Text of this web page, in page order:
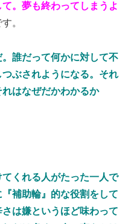
。夢も終わってしまうよ
。
。誰だって何かに対して不
ぶされようになる。それ
はなぜだかわかるか
てくれる人がたった一人で
補助輪』的な役割をして
は嫌というほど味わって